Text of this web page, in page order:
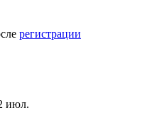
регистрации
июл.